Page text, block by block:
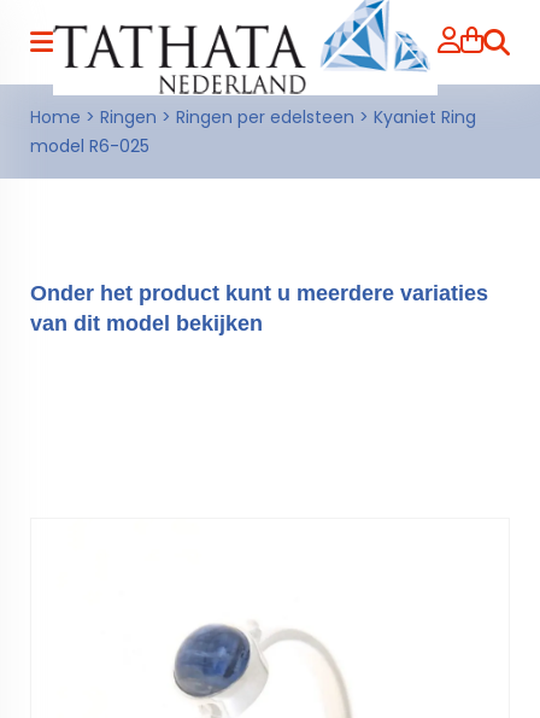
Home > Ringen > Ringen per edelsteen > Kyaniet Ring
model R6-025
Onder het product kunt u meerdere variaties
van dit model bekijken